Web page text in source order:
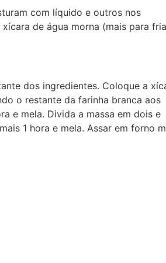
com líquido e outros nos
de água morna (mais para
dos ingredientes. Coloque a
o restante da farinha branca aos
e mela. Divida a massa em dois e
1 hora e mela. Assar em forno